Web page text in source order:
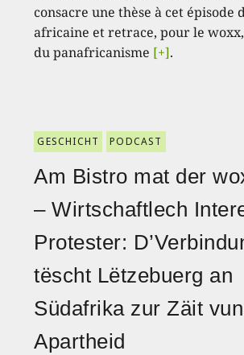
consacre une thèse à cet épisode
africaine et retrace, pour le
du panafricanisme [+].
GESCHICHT PODCAST
Am Bistro mat der
– Wirtschaftlech
Protester:
tëscht Lëtzebuerg an
Südafrika zur Zäit
Apartheid